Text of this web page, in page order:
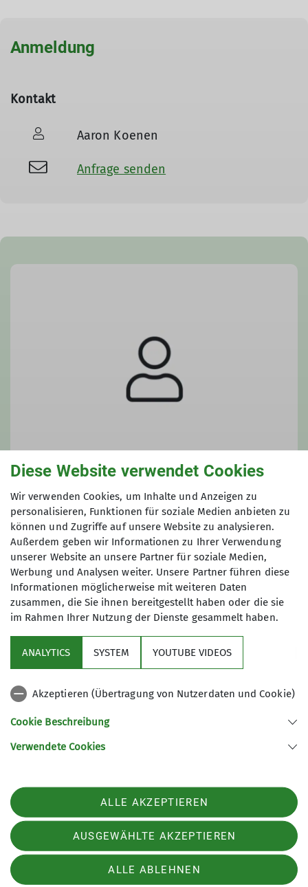
Anmeldung
Kontakt
Aaron Koenen
Anfrage senden
Aaron Koenen
Sektion
Gruppen im Fokus
34131 Kassel
Telefon +49561104046
Datenschutz-Einstellungen
Impressum
Diese Website verwendet Cookies
Wir verwenden Cookies, um Inhalte und Anzeigen zu
personalisieren, Funktionen für soziale Medien anbieten zu
können und Zugriffe auf unsere Website zu analysieren.
Außerdem geben wir Informationen zu Ihrer Verwendung
unserer Website an unsere Partner für soziale Medien,
Werbung und Analysen weiter. Unsere Partner führen diese
Informationen möglicherweise mit weiteren Daten
zusammen, die Sie ihnen bereitgestellt haben oder die sie
im Rahmen Ihrer Nutzung der Dienste gesammelt haben.
ANALYTICS SYSTEM YOUTUBE VIDEOS
Akzeptieren (Übertragung von Nutzerdaten und Cookie)
Cookie Beschreibung
Verwendete Cookies
ALLE AKZEPTIEREN
AUSGEWÄHLTE AKZEPTIEREN
ALLE ABLEHNEN